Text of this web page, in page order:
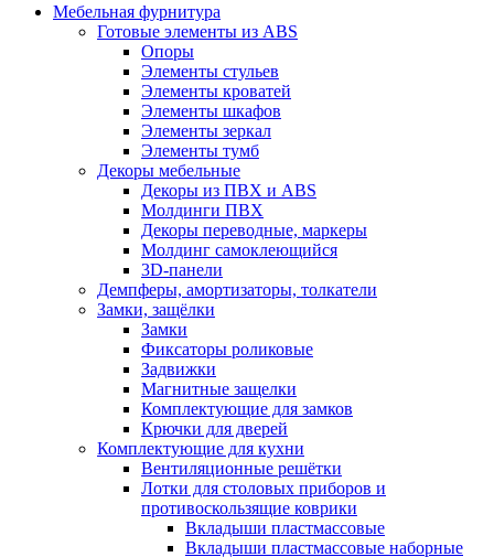
Мебельная фурнитура
Готовые элементы из ABS
Опоры
Элементы стульев
Элементы кроватей
Элементы шкафов
Элементы зеркал
Элементы тумб
Декоры мебельные
Декоры из ПВХ и ABS
Молдинги ПВХ
Декоры переводные, маркеры
Молдинг самоклеющийся
3D-панели
Демпферы, амортизаторы, толкатели
Замки, защёлки
Замки
Фиксаторы роликовые
Задвижки
Магнитные защелки
Комплектующие для замков
Крючки для дверей
Комплектующие для кухни
Вентиляционные решётки
Лотки для столовых приборов и
противоскользящие коврики
Вкладыши пластмассовые
Вкладыши пластмассовые наборные